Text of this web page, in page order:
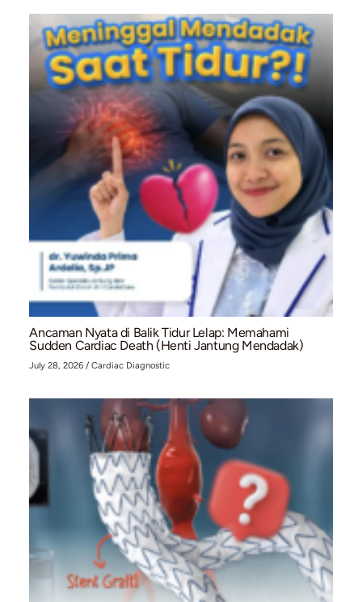
Semakin Sering Menyerang Usia Muda?
July 28, 2026/Structural Heart Center Vascular Intervention